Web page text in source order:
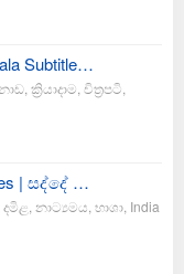
Subtitle…
ක්‍රියාදාම චිත්‍රපටි
| සද්දේ …
දමිළ නාට්‍යමය භාශා India